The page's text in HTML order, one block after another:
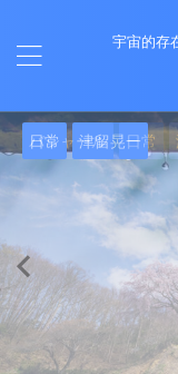
宇宙的存
日常 津留晃一
バシャール 日常
Healy 日常
バシャール 日常
日常
日常
Healy 日常 津留
日常
Healy 日常
日常